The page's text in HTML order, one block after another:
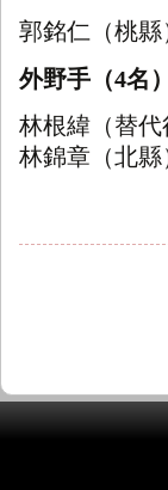
郭銘仁（桃縣
外野手（4名
林根緯（替
林錦章（北縣